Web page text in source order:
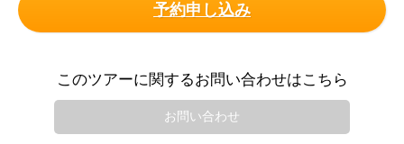
予約申し込み
このツアーに関するお問い合わせはこちら
お問い合わせ